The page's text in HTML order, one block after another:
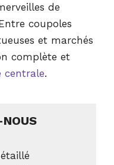
de
coupoles
et marchés
complète et
centrale.